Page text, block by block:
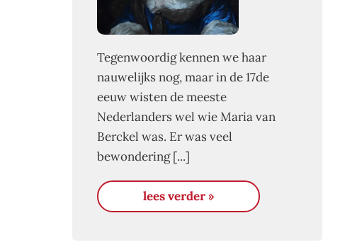
Tegenwoordig kennen we haar
nauwelijks nog, maar in de 17de
eeuw wisten de meeste
Nederlanders wel wie Maria van
Berckel was. Er was veel
bewondering [...]
lees verder »